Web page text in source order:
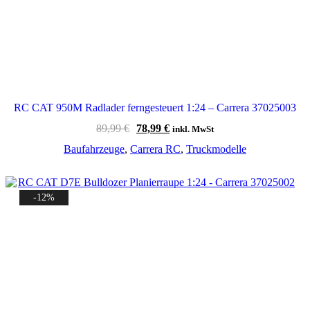
RC CAT 950M Radlader ferngesteuert 1:24 – Carrera 37025003
89,99€
Ursprünglicher
war:
78,99 €Aktueller
ist:
inkl. MwSt
Baufahrzeuge, Carrera RC, Truckmodelle
-12%